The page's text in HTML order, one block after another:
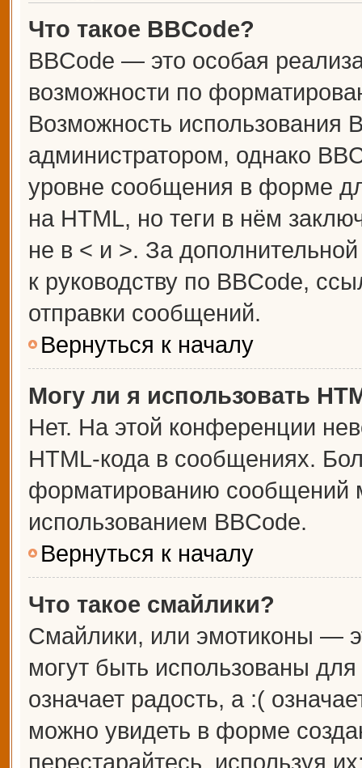
Что такое BBCode?
BBCode — это особая
возможности по
Возможность использования
администратором, однако
уровне сообщения в форме
на HTML, но теги в нём
не в < и >. За
к руководству по BBCode,
отправки сообщений.
Вернуться к началу
Могу ли я использовать
Нет. На этой конференции
HTML-кода в сообщениях.
форматированию сообщений
использованием BBCode.
Вернуться к началу
Что такое смайлики?
Смайлики, или эмотиконы —
могут быть использованы
означает радость, а :(
можно увидеть в форме
перестарайтесь, используя